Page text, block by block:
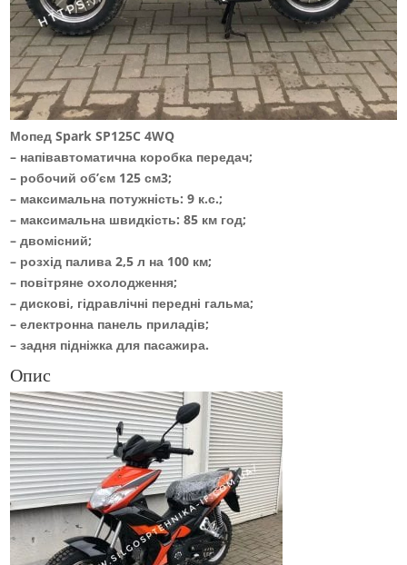
Мопед Spark SP125C 4WQ
– напівавтоматична коробка передач;
– робочий об’єм 125 см3;
– максимальна потужність: 9 к.с.;
– максимальна швидкість: 85 км год;
– двомісний;
– розхід палива 2,5 л на 100 км;
– повітряне охолодження;
– дискові, гідравлічні передні гальма;
– електронна панель приладів;
– задня підніжка для пасажира.
Опис